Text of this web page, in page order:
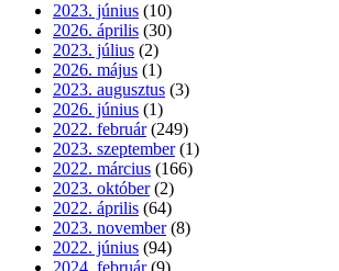
2023. június (10)
2026. április (30)
2023. július (2)
2026. május (1)
2023. augusztus (3)
2026. június (1)
2022. február (249)
2023. szeptember (1)
2022. március (166)
2023. október (2)
2022. április (64)
2023. november (8)
2022. június (94)